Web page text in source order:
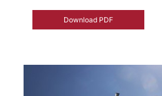
Download PDF